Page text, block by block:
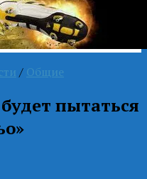
/ Общие
пытаться